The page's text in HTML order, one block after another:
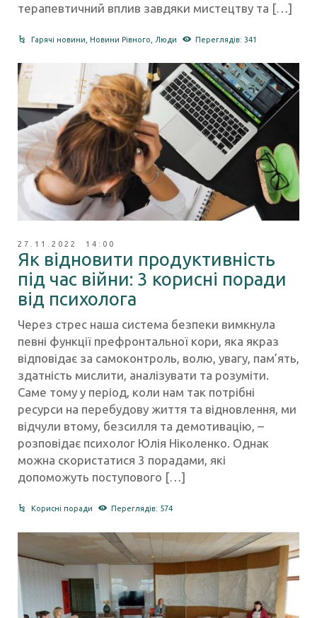
терапевтичний вплив завдяки мистецтву та […]
Гарячі новини ,Новини Рівного Люди Переглядів: 341
27.11.2022 14:00
Як відновити продуктивність
під час війни: 3 корисні поради
від психолога
Через стрес наша система безпеки вимкнула
певні функції префронтальної кори, яка якраз
відповідає за самоконтроль, волю, увагу, пам’ять,
здатність мислити, аналізувати та розуміти.
Саме тому у період, коли нам так потрібні
ресурси на перебудову життя та відновлення, ми
відчули втому, безсилля та демотивацію, –
розповідає психолог Юлія Ніколенко. Однак
можна скористатися 3 порадами, які
допоможуть поступового […]
Корисні поради Переглядів: 574